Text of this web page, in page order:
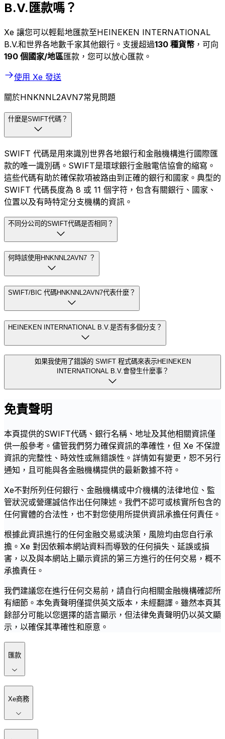
B.V.匯款嗎？
Xe 讓您可以輕鬆地匯款至HEINEKEN INTERNATIONAL
B.V.和世界各地數千家其他銀行。支援超過130 種貨幣 ，可向
190 個國家/地區匯款，您可以放心匯款。
使用 Xe 發送
關於HNKNNL2AVN7常見問題
什麼是SWIFT代碼？
SWIFT 代碼是用來識別世界各地銀行和金融機構進行國際匯
款的唯一識別碼。SWIFT是環球銀行金融電信協會的縮寫。
這些代碼有助於確保款項被路由到正確的銀行和國家。典型的
SWIFT 代碼長度為 8 或 11 個字符，包含有關銀行、國家、
位置以及有時特定分支機構的資訊。
不同分公司的SWIFT代碼是否相同？
何時該使用HNKNNL2AVN7 ？
SWIFT/BIC 代碼HNKNNL2AVN7代表什麼？
HEINEKEN INTERNATIONAL B.V.是否有多個分支？
如果我使用了錯誤的 SWIFT 程式碼來表示HEINEKEN
INTERNATIONAL B.V.會發生什麼事？
免責聲明
本頁提供的SWIFT代碼、銀行名稱、地址及其他相關資訊僅
供一般參考。儘管我們努力確保資訊的準確性，但 Xe 不保證
資訊的完整性、時效性或無錯誤性。詳情如有變更，恕不另行
通知，且可能與各金融機構提供的最新數據不符。
Xe不對所列任何銀行、金融機構或中介機構的法律地位、監
管狀況或營運誠信作出任何陳述。我們不認可或核實所包含的
任何實體的合法性，也不對您使用所提供資訊承擔任何責任。
根據此資訊進行的任何金融交易或決策，風險均由您自行承
擔。Xe 對因依賴本網站資料而導致的任何損失、延誤或損
害，以及與本網站上顯示資訊的第三方進行的任何交易，概不
承擔責任。
我們建議您在進行任何交易前，請自行向相關金融機構確認所
有細節。本免責聲明僅提供英文版本，未經翻譯。雖然本頁其
餘部分可能以您選擇的語言顯示，但法律免責聲明仍以英文顯
示，以確保其準確性和原意。
匯款
Xe商務